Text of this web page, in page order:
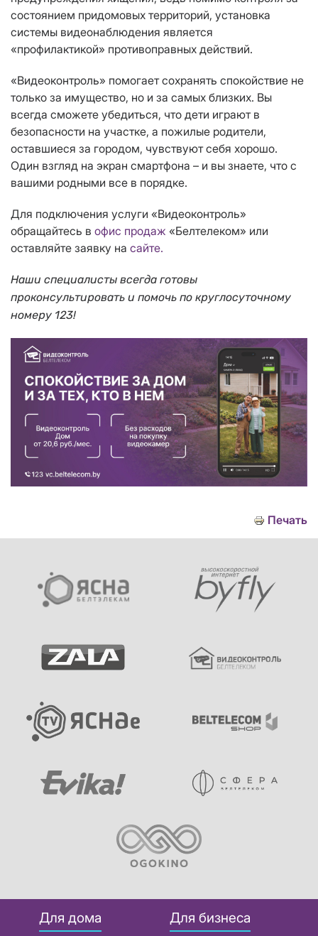
состоянием придомовых территорий, установка
системы видеонаблюдения является
«профилактикой» противоправных действий.
«Видеоконтроль» помогает сохранять спокойствие не
только за имущество, но и за самых близких. Вы
всегда сможете убедиться, что дети играют в
безопасности на участке, а пожилые родители,
оставшиеся за городом, чувствуют себя хорошо.
Один взгляд на экран смартфона – и вы знаете, что с
вашими родными все в порядке.
Для подключения услуги «Видеоконтроль»
обращайтесь в офис продаж «Белтелеком» или
оставляйте заявку на сайте.
Наши специалисты всегда готовы
проконсультировать и помочь по круглосуточному
номеру 123!
Печать
Для дома Для бизнеса